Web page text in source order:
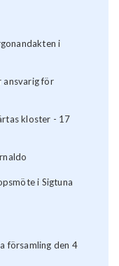
i
ansvarig för
kloster - 17
i Sigtuna
församling den 4